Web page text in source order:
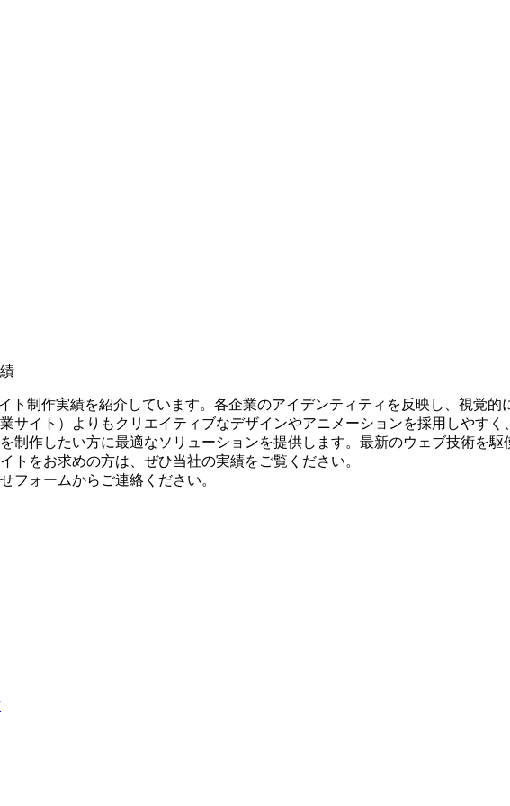
ト制作実績を紹介しています。各企業のアイデンティティを反映し、視覚的
サイト）よりもクリエイティブなデザインやアニメーションを採用しやす
制作したい方に最適なソリューションを提供します。最新のウェブ技術を
トをお求めの方は、ぜひ当社の実績をご覧ください。
フォームからご連絡ください。